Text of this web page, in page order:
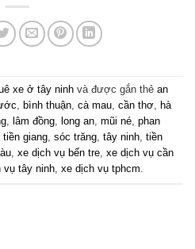
xe ở tây ninh và được gắn thẻ an
, bình thuận, cà mau, cần thơ, hà
, lâm đồng, long an, mũi né, phan
giang, sóc trăng, tây ninh, tiền
, xe dịch vụ bến tre, xe dịch vụ cần
vụ tây ninh, xe dịch vụ tphcm.